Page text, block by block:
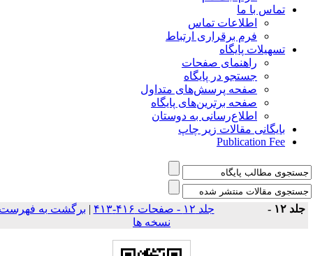
تماس با ما
اطلاعات تماس
فرم برقراری ارتباط
تسهیلات پایگاه
راهنمای صفحات
جستجو در پایگاه
صفحه پرسش‌های متداول
صفحه برترین‌های پایگاه
اطلاع‌رسانی به دوستان
بایگانی مقالات زیر چاپ
Publication Fee
جلد ۱۲ - جلد ۱۲ - صفحات ۴۱۶-۴۱۳ |برگشت به فهرست
نسخه ها